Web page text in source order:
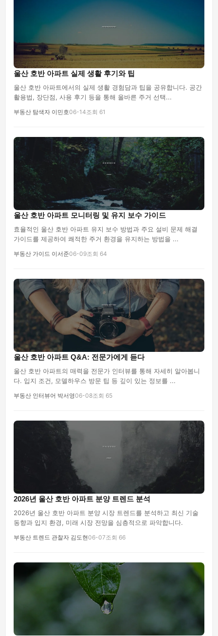
울산 호반 아파트 실제 생활 후기와 팁
울산 호반 아파트에서의 실제 생활 경험담과 팁을 공유합니다. 공간
활용법, 장단점, 사용 후기 등을 통해 올바른 주거 선택...
부동산 탐색자 이민호06-14조회 61
울산 호반 아파트 모니터링 및 유지 보수 가이드
효율적인 울산 호반 아파트 유지 보수 방법과 주요 설비 문제 해결
가이드를 제공하여 쾌적한 주거 환경을 유지하는 방법을 ...
부동산 가이드 이서준06-09조회 64
울산 호반 아파트 Q&A: 전문가에게 듣다
울산 호반 아파트의 매력을 전문가 인터뷰를 통해 자세히 알아봅니
다. 입지 조건, 모델하우스 방문 팁 등 깊이 있는 정보를 ...
부동산 인터뷰어 박서영06-08조회 65
2026년 울산 호반 아파트 분양 트렌드 분석
2026년 울산 호반 아파트 분양 시장 트렌드를 분석하고 최신 기술
동향과 입지 환경, 미래 시장 전망을 심층적으로 파악합니다.
부동산 트렌드 관찰자 김도현06-07조회 66